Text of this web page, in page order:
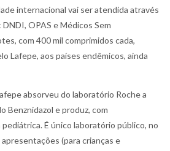
internacional vai ser atendida através
OPAS e Médicos Sem
com 400 mil comprimidos cada,
Lafepe, aos países endêmicos, ainda
absorveu do laboratório Roche a
Benznidazol e produz, com
É único laboratório público, no
(para crianças e